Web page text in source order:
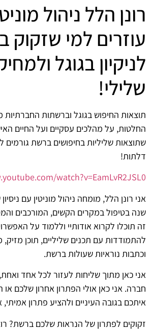
רונן הלל ניהול
עוזרים למי
לניקיון בגוגל
שלילי!
תוצאות החיפוש בגוגל וברשתות
החלטות, על מהלכים עסקיים ועל החיים
שתוצאות שליליות בחיפושים ברשת גורמים
דלתות!
watch?v=EamLvR2JSL0
שנה בטיפול במקרים הקשים, המורכבים
זה תוכלו לקרוא אודותיי וללמוד על
להתמודדות עם תכנים שליליים, תוכן מזיק,
וכתבות נוראיות שעולות ברשת.
אני כאן מתוך שליחות לעזור לכל אחד
חברה. אני כאן אולי הפתרון אחרון שלכם או
איתכם בגובה העיניים ולהציע פתרון אמיתי,
זקוקים לפתרון של הנראות שלכם ברשת?